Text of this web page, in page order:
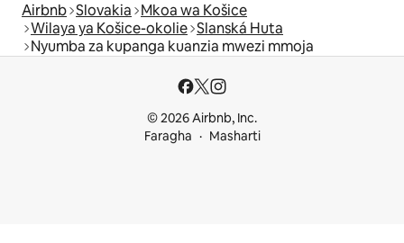
Airbnb Slovakia Mkoa wa Košice
Wilaya ya Košice-okolie Slanská Huta
Nyumba za kupanga kuanzia mwezi mmoja
© 2026 Airbnb, Inc.
Faragha
Masharti